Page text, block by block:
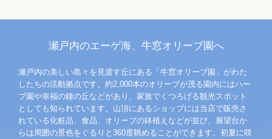
瀬戸内のエーゲ海、牛窓オリーブ園へ
瀬戸内の美しい島々を見渡す丘にある「牛窓オリーブ園」がわた
したちの活動拠点です。約2,000本のオリーブが茂る園内にはハー
ブ園や幸福の鐘の丘などがあり、家族でくつろげる観光スポット
としても知られています。山頂にあるショップには当店で販売さ
れている化粧品、食品、オリーブの鉢植えなどが並び、展望台か
らは周囲の景色をぐるりと360度眺めることができます。初夏に咲